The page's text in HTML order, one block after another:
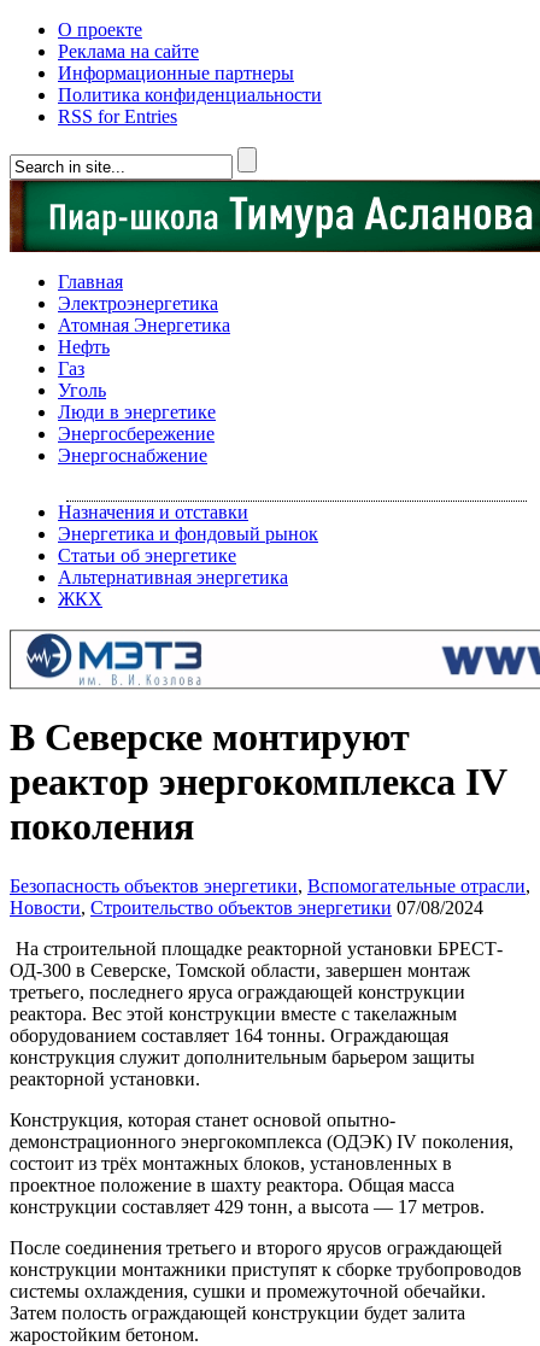
О проекте
Реклама на сайте
Информационные партнеры
Политика конфиденциальности
RSS for Entries
Главная
Электроэнергетика
Атомная Энергетика
Нефть
Газ
Уголь
Люди в энергетике
Энергосбережение
Энергоснабжение
Назначения и отставки
Энергетика и фондовый рынок
Статьи об энергетике
Альтернативная энергетика
ЖКХ
В Северске монтируют
реактор энергокомплекса IV
поколения
Безопасность объектов энергетики, Вспомогательные отрасли,
Новости, Строительство объектов энергетики 07/08/2024
На строительной площадке реакторной установки БРЕСТ-
ОД-300 в Северске, Томской области, завершен монтаж
третьего, последнего яруса ограждающей конструкции
реактора. Вес этой конструкции вместе с такелажным
оборудованием составляет 164 тонны. Ограждающая
конструкция служит дополнительным барьером защиты
реакторной установки.
Конструкция, которая станет основой опытно-
демонстрационного энергокомплекса (ОДЭК) IV поколения,
состоит из трёх монтажных блоков, установленных в
проектное положение в шахту реактора. Общая масса
конструкции составляет 429 тонн, а высота — 17 метров.
После соединения третьего и второго ярусов ограждающей
конструкции монтажники приступят к сборке трубопроводов
системы охлаждения, сушки и промежуточной обечайки.
Затем полость ограждающей конструкции будет залита
жаростойким бетоном.